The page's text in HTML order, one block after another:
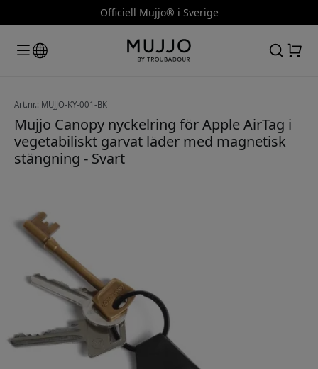
Officiell Mujjo® i Sverige
Art.nr.: MUJJO-KY-001-BK
Mujjo Canopy nyckelring för Apple AirTag i
vegetabiliskt garvat läder med magnetisk
stängning - Svart